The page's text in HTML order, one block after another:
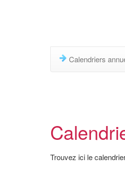
Calendriers
Trouvez ici le